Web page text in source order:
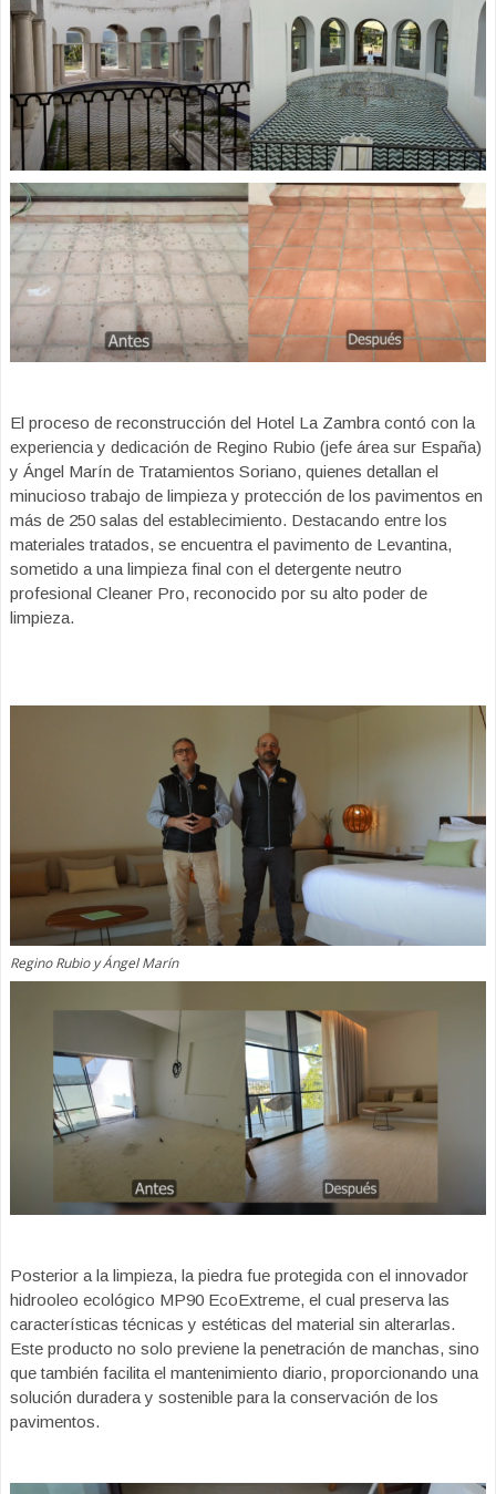
El proceso de reconstrucción del Hotel La Zambra contó con la
experiencia y dedicación de Regino Rubio (jefe área sur España)
y Ángel Marín de Tratamientos Soriano, quienes detallan el
minucioso trabajo de limpieza y protección de los pavimentos en
más de 250 salas del establecimiento. Destacando entre los
materiales tratados, se encuentra el pavimento de Levantina,
sometido a una limpieza final con el detergente neutro
profesional Cleaner Pro, reconocido por su alto poder de
limpieza.
Regino Rubio y Ángel Marín
Posterior a la limpieza, la piedra fue protegida con el innovador
hidrooleo ecológico MP90 EcoExtreme, el cual preserva las
características técnicas y estéticas del material sin alterarlas.
Este producto no solo previene la penetración de manchas, sino
que también facilita el mantenimiento diario, proporcionando una
solución duradera y sostenible para la conservación de los
pavimentos.